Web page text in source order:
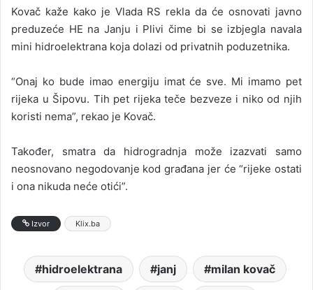
Kovač kaže kako je Vlada RS rekla da će osnovati javno
preduzeće HE na Janju i Plivi čime bi se izbjegla navala
mini hidroelektrana koja dolazi od privatnih poduzetnika.
“Onaj ko bude imao energiju imat će sve. Mi imamo pet
rijeka u Šipovu. Tih pet rijeka teče bezveze i niko od njih
koristi nema”, rekao je Kovač.
Također, smatra da hidrogradnja može izazvati samo
neosnovano negodovanje kod građana jer će “rijeke ostati
i ona nikuda neće otići”.
Izvor Klix.ba
hidroelektrana janj milan kovač